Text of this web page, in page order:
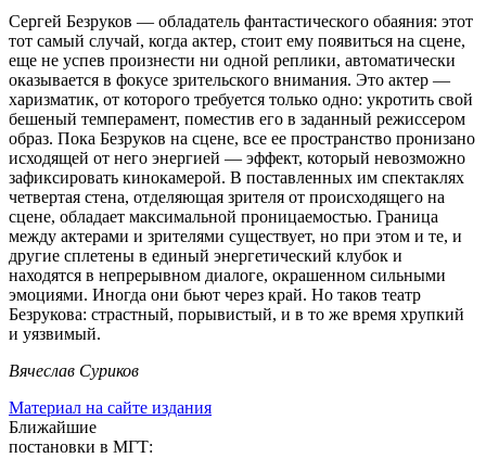
Сергей Безруков — обладатель фантастического обаяния: этот
тот самый случай, когда актер, стоит ему появиться на сцене,
еще не успев произнести ни одной реплики, автоматически
оказывается в фокусе зрительского внимания. Это актер —
харизматик, от которого требуется только одно: укротить свой
бешеный темперамент, поместив его в заданный режиссером
образ. Пока Безруков на сцене, все ее пространство пронизано
исходящей от него энергией — эффект, который невозможно
зафиксировать кинокамерой. В поставленных им спектаклях
четвертая стена, отделяющая зрителя от происходящего на
сцене, обладает максимальной проницаемостью. Граница
между актерами и зрителями существует, но при этом и те, и
другие сплетены в единый энергетический клубок и
находятся в непрерывном диалоге, окрашенном сильными
эмоциями. Иногда они бьют через край. Но таков театр
Безрукова: страстный, порывистый, и в то же время хрупкий
и уязвимый.
Вячеслав Суриков
Материал на сайте издания
Ближайшие
постановки в МГТ: